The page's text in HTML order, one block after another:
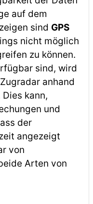
auf dem
sind GPS
nicht möglich
zu können.
sind, wird
anhand
kann,
und
der
angezeigt
von
Arten von